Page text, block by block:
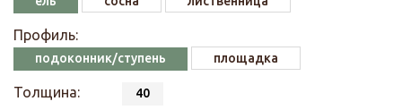
Профиль:
подоконник/ступень площадка
Толщина: 40